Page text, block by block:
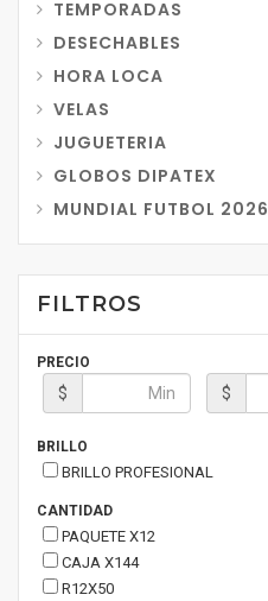
TEMPORADAS
DESECHABLES
HORA LOCA
VELAS
JUGUETERIA
GLOBOS DIPATEX
MUNDIAL FUTBOL 2026
FILTROS
PRECIO
$ $
BRILLO
BRILLO PROFESIONAL
CANTIDAD
PAQUETE X12
CAJA X144
R12X50